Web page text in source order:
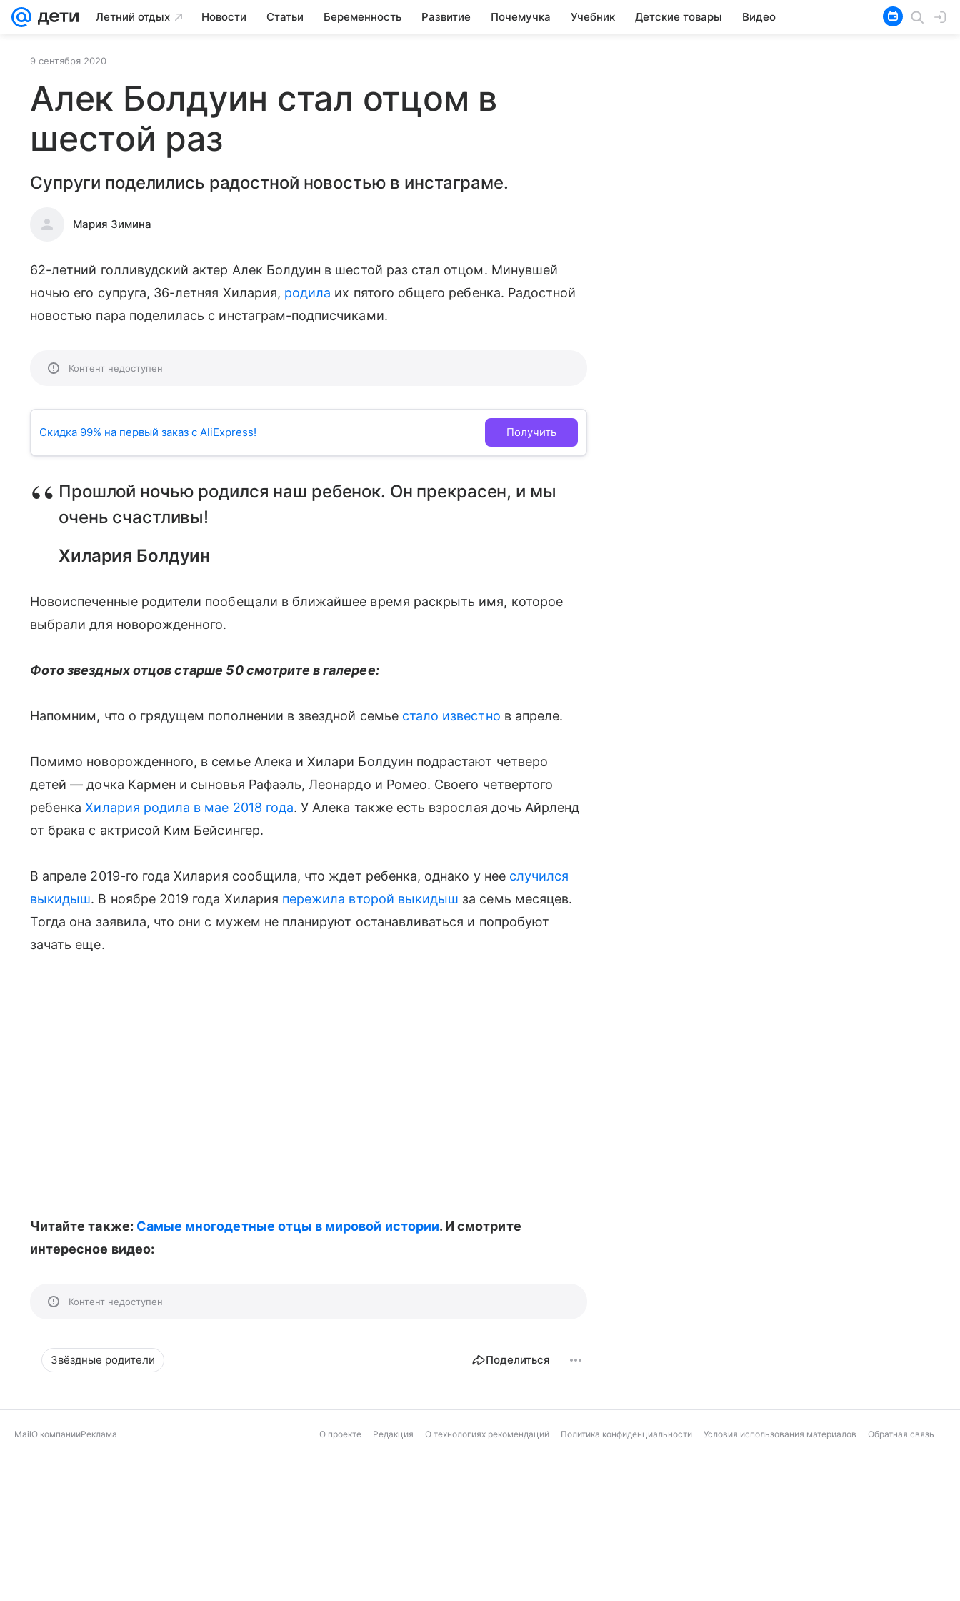
Летний отдых Новости Статьи Беременность Развитие Почемучка Учебник Детские товары Видео
9 сентября 2020
Алек Болдуин стал отцом в
шестой раз
Супруги поделились радостной новостью в инстаграме.
Мария Зимина
62-летний голливудский актер Алек Болдуин в шестой раз стал отцом. Минувшей
ночью его супруга, 36-летняя Хилария, родила их пятого общего ребенка. Радостной
новостью пара поделилась с инстаграм-подписчиками.
Контент недоступен
Скидка 99% на первый заказ с AliExpress! Получить
Прошлой ночью родился наш ребенок. Он прекрасен, и мы
очень счастливы!
Хилария Болдуин
Новоиспеченные родители пообещали в ближайшее время раскрыть имя, которое
выбрали для новорожденного.
Фото звездных отцов старше 50 смотрите в галерее:
Напомним, что о грядущем пополнении в звездной семье стало известно в апреле.
Помимо новорожденного, в семье Алека и Хилари Болдуин подрастают четверо
детей — дочка Кармен и сыновья Рафаэль, Леонардо и Ромео. Своего четвертого
ребенкаХилария родила в мае 2018 года. У Алека также есть взрослая дочь Айрленд
от брака с актрисой Ким Бейсингер.
В апреле 2019-го года Хилария сообщила, что ждет ребенка, однако у нее случился
выкидыш. В ноябре 2019 года Хилария пережила второй выкидыш за семь месяцев.
Тогда она заявила, что они с мужем не планируют останавливаться и попробуют
зачать еще.
Читайте также: Самые многодетные отцы в мировой истории. И смотрите
интересное видео:
Контент недоступен
Звёздные родители Поделиться
MailО компанииРеклама О проекте Редакция О технологиях рекомендаций Политика конфиденциальности Условия использования материалов Обратная связь